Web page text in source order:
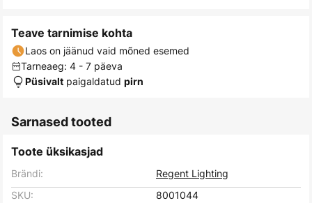
Teave tarnimise kohta
Laos on jäänud vaid mõned esemed
Tarneaeg: 4 - 7 päeva
Püsivalt paigaldatud pirn
Sarnased tooted
Toote üksikasjad
Brändi:
Regent Lighting
SKU:
8001044